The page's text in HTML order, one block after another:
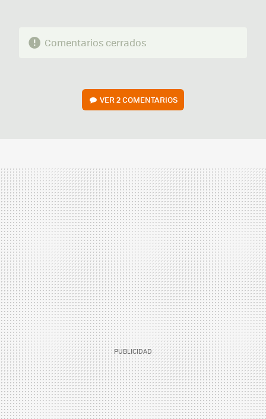
Comentarios cerrados
VER2 COMENTARIOS